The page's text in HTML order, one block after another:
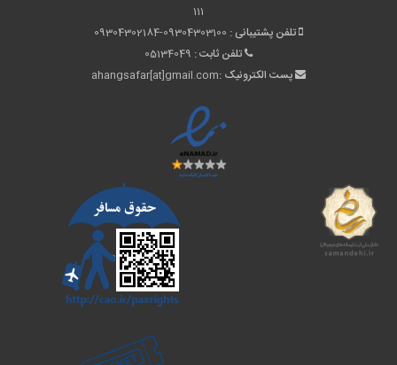
111
تلفن پشتیبانی : 09304302184-09304303100
تلفن ثابت : 05134049
پست الکترونیک :ahangsafar[at]gmail.com